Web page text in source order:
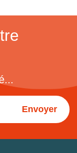
Envoyer